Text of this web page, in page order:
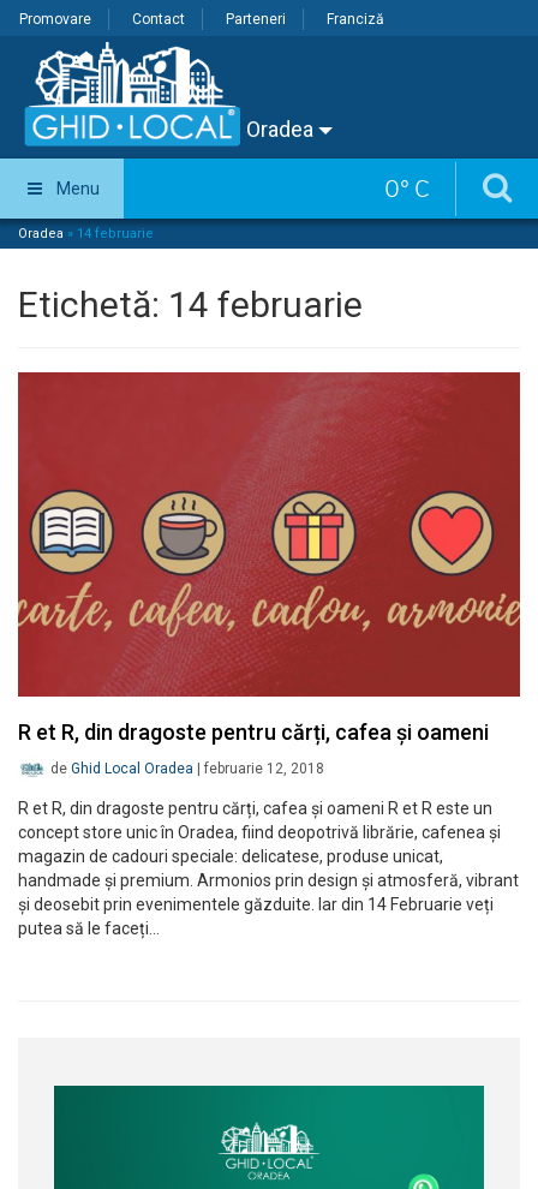
Promovare Contact Parteneri Franciză
Oradea
0° C
Menu
Oradea » 14 februarie
Etichetă: 14 februarie
R et R, din dragoste pentru cărți, cafea și oameni
de Ghid Local Oradea februarie 12, 2018
R et R, din dragoste pentru cărți, cafea și oameni R et R este un
concept store unic în Oradea, fiind deopotrivă librărie, cafenea și
magazin de cadouri speciale: delicatese, produse unicat,
handmade și premium. Armonios prin design și atmosferă, vibrant
și deosebit prin evenimentele găzduite. Iar din 14 Februarie veți
putea să le faceți…